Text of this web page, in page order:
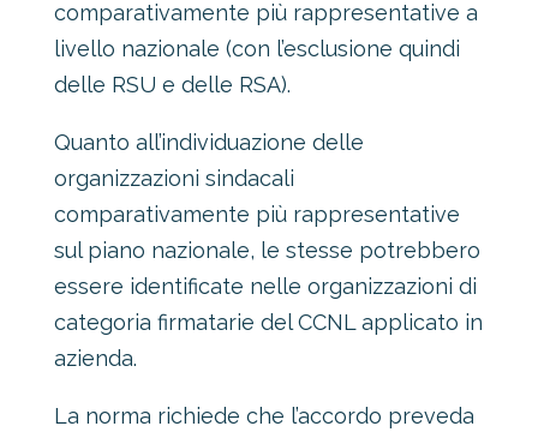
comparativamente più rappresentative a
livello nazionale (con l’esclusione quindi
delle RSU e delle RSA).
Quanto all’individuazione delle
organizzazioni sindacali
comparativamente più rappresentative
sul piano nazionale, le stesse potrebbero
essere identificate nelle organizzazioni di
categoria firmatarie del CCNL applicato in
azienda.
La norma richiede che l’accordo preveda